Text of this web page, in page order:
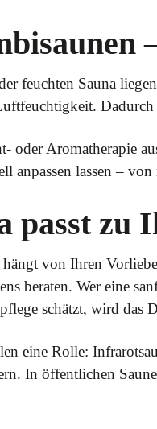
feuchten Sauna
Dadurch
Aromatherapie
anpassen lassen –
passt zu
von Ihren
beraten. Wer eine
schätzt, wird das
eine Rolle:
In öffentlichen